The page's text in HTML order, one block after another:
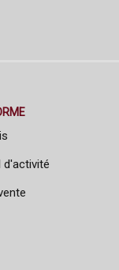
d'activité